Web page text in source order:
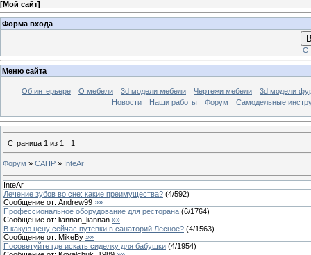
[Мой сайт]
Форма входа
Меню сайта
Об интерьере О мебели 3d модели мебели Чертежи мебели
3d модели
Новости
Наши работы Форум Самодельные
Страница 1 из 1 1
Форум » САПР » InteAr
InteAr
Лечение зубов во сне: какие преимущества? (4/592)
Сообщение от: Andrew99 »»
Профессиональное оборудование для ресторана (6/1764)
Сообщение от: liannan_liannan »»
В какую цену сейчас путевки в санаторий Лесное? (4/1563)
Сообщение от: MikeBy »»
Посоветуйте где искать сиделку для бабушки (4/1954)